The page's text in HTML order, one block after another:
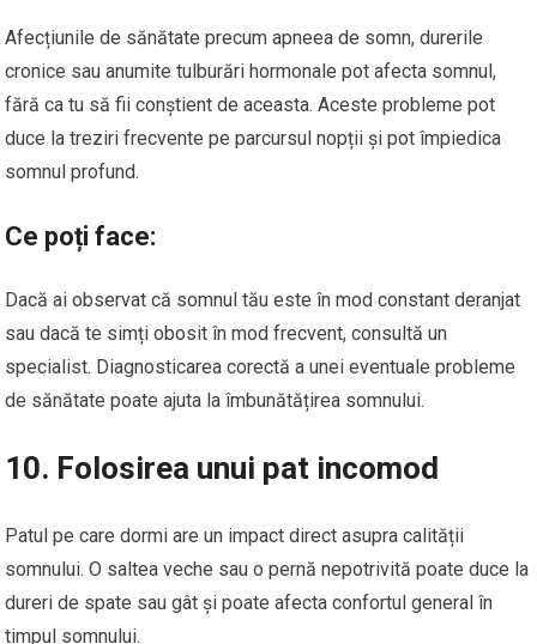
Afecțiunile de sănătate precum apneea de somn, durerile
cronice sau anumite tulburări hormonale pot afecta somnul,
fără ca tu să fii conștient de aceasta. Aceste probleme pot
duce la treziri frecvente pe parcursul nopții și pot împiedica
somnul profund.
Ce poți face:
Dacă ai observat că somnul tău este în mod constant deranjat
sau dacă te simți obosit în mod frecvent, consultă un
specialist. Diagnosticarea corectă a unei eventuale probleme
de sănătate poate ajuta la îmbunătățirea somnului.
10. Folosirea unui pat incomod
Patul pe care dormi are un impact direct asupra calității
somnului. O saltea veche sau o pernă nepotrivită poate duce la
dureri de spate sau gât și poate afecta confortul general în
timpul somnului.